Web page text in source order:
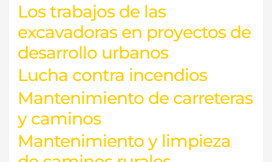
Los trabajos de las
excavadoras en proyectos de
desarrollo urbanos
Lucha contra incendios
Mantenimiento de carreteras
y caminos
Mantenimiento y limpieza